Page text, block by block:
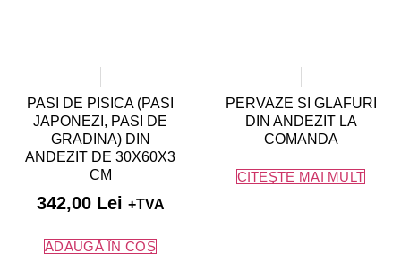
PASI DE PISICA (PASI
JAPONEZI, PASI DE
GRADINA) DIN
ANDEZIT DE 30X60X3
CM
342,00 Lei +TVA
ADAUGĂ ÎN COȘ
PERVAZE SI GLAFURI
DIN ANDEZIT LA
COMANDA
CITEȘTE MAI MULT